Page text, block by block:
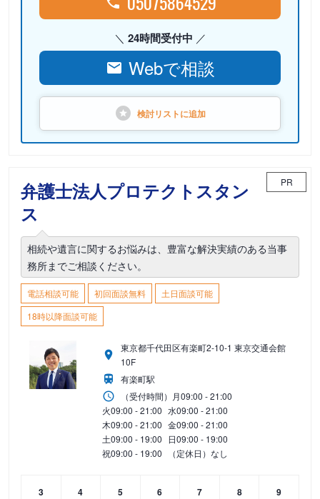
24時間受付中
Webで相談
検討リストに追加
弁護士法人プロテクトスタン
ス
PR
相続や遺言に関するお悩みは、豊富な解決実績のある当事
務所までご相談ください。
電話相談可能 初回面談無料
土日面談可能
18時以降面談可能
東京都千代田区有楽町2-10-1 東京交通会館
10F
有楽町駅
（受付時間） 月09:00 - 21:00
火09:00 - 21:00 水09:00 - 21:00
木09:00 - 21:00 金09:00 - 21:00
土09:00 - 19:00 日09:00 - 19:00
祝09:00 - 19:00 （定休日）なし
3
4
5
6
7
8
9